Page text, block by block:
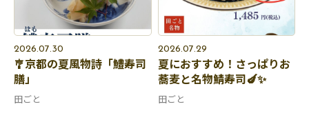
2026.07.30
🎐京都の夏風物詩「鱧寿司
膳」
田ごと
2026.07.29
夏におすすめ！さっぱりお
蕎麦と名物鯖寿司🍆✨
田ごと